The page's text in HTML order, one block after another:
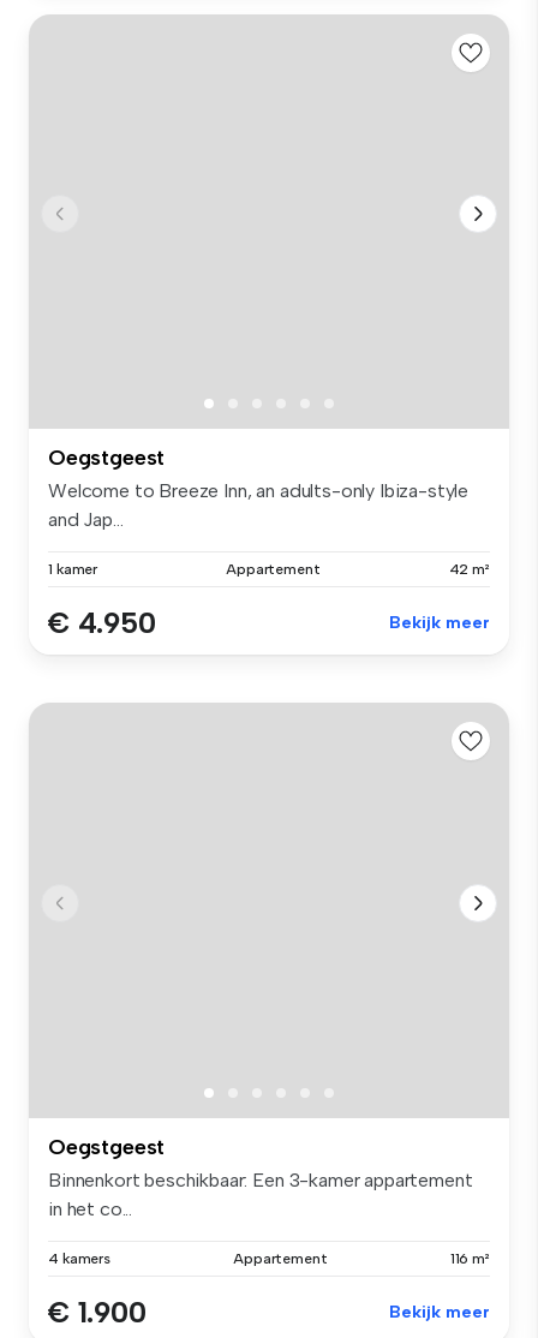
Oegstgeest
Welcome to Breeze Inn, an adults-only Ibiza-style
and Jap...
1 kamer Appartement 42 m²
€ 4.950 Bekijk meer
Oegstgeest
Binnenkort beschikbaar: Een 3-kamer appartement
in het co...
4 kamers Appartement 116 m²
€ 1.900 Bekijk meer